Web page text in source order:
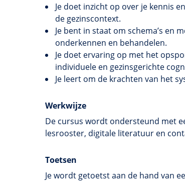
Je doet inzicht op over je kennis
de gezinscontext.
Je bent in staat om schema’s en
onderkennen en behandelen.
Je doet ervaring op met het
individuele en gezinsgerichte
Je leert om de krachten van het
Werkwijze
De cursus wordt ondersteund met
lesrooster, digitale literatuur en
Toetsen
Je wordt getoetst aan de hand van